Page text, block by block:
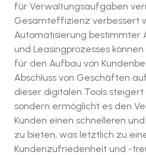
für Verwaltungsaufgaben
Gesamteffizienz verbessert
Automatisierung bestimmter
und Leasingprozesses
für den Aufbau von
Abschluss von Geschäften
dieser digitalen Tools
sondern ermöglicht es den
Kunden einen schnelleren
zu bieten, was letztlich zu
Kundenzufriedenheit und -